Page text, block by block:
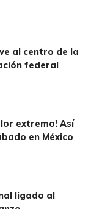
al centro de la
federal
extremo! Así
en México
ligado al